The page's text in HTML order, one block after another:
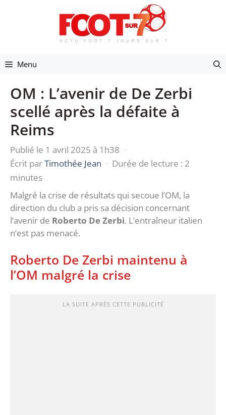
Menu
OM : L’avenir de De Zerbi
scellé après la défaite à
Reims
Publié le 1 avril 2025 à 1h38 ·
Écrit parTimothée Jean · Durée de lecture : 2
minutes
Malgré la crise de résultats qui secoue l’OM, la
direction du club a pris sa décision concernant
l’avenir de Roberto De Zerbi. L’entraîneur italien
n’est pas menacé.
Roberto De Zerbi maintenu à
l’OM malgré la crise
LA SUITE APRÈS CETTE PUBLICITÉ